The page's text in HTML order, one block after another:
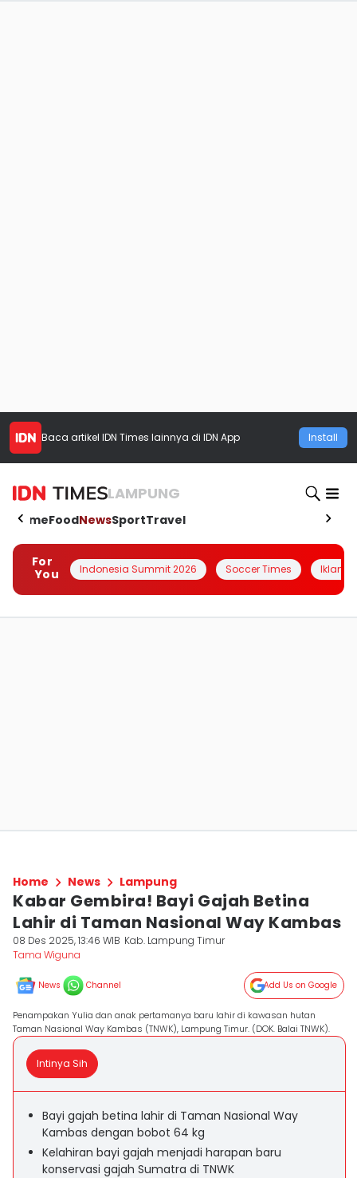
Baca artikel IDN Times lainnya di IDN App Install
LAMPUNG
HomeFoodNewsSportTravel
For
You
Indonesia Summit 2026 Soccer Times Iklanin
Home News Lampung
Kabar Gembira! Bayi Gajah Betina
Lahir di Taman Nasional Way Kambas
08 Des 2025, 13:46 WIB Kab. Lampung Timur
Tama Wiguna
News Channel Add Us on Google
Penampakan Yulia dan anak pertamanya baru lahir di kawasan hutan
Taman Nasional Way Kambas (TNWK), Lampung Timur. (DOK. Balai TNWK).
Intinya Sih
Bayi gajah betina lahir di Taman Nasional Way
Kambas dengan bobot 64 kg
Kelahiran bayi gajah menjadi harapan baru
konservasi gajah Sumatra di TNWK